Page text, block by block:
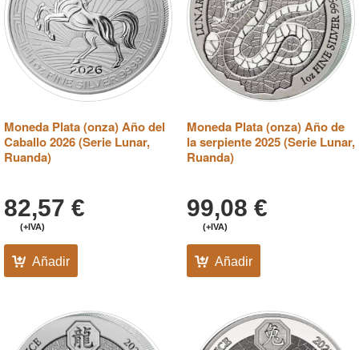
Moneda Plata (onza) Año del
Caballo 2026 (Serie Lunar,
Ruanda)
82,57 €
(+IVA)
Añadir
Moneda Plata (onza) Año de
la serpiente 2025 (Serie Lunar,
Ruanda)
99,08 €
(+IVA)
Añadir